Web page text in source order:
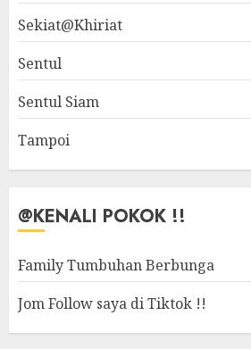
Sekiat@Khiriat
Sentul
Sentul Siam
Tampoi
@KENALI POKOK !!
Family Tumbuhan Berbunga
Jom Follow saya di Tiktok !!